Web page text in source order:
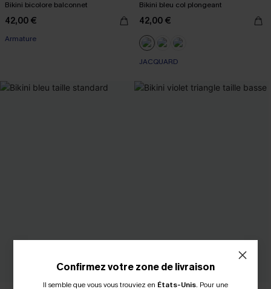
Bikini bicolore balconnet
42,00 €
Armature
Bikini bleu col plongeant
42,00 €
JACQUARD
Confirmez votre zone de livraison
Il semble que vous vous trouviez en États-Unis. Pour une